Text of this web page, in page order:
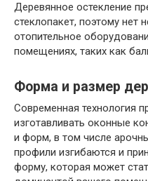
Деревянное остекление
стеклопакет, поэтому нет
отопительное
помещениях, таких как
Форма и размер
Современная технология
изготавливать оконные
и форм, в том числе
профили изгибаются и
форму, которая может